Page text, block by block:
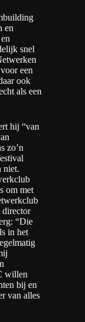
en
snel
een
ook
als een
hij “van
zo’n
niet.
om met
director
“Die
in het
willen
bij en
van alles